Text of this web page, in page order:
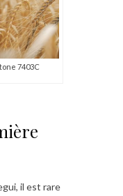
7403C
il est rare